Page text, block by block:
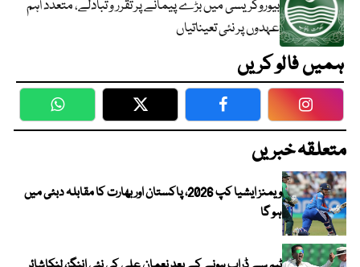
بیوروکریسی میں بڑے پیمانے پر تقرر و تبادلے، متعدد اہم
عہدوں پر نئی تعیناتیاں
ہمیں فالو کریں
WhatsApp Twitter Facebook
متعلقہ خبریں
ویمنز ایشیا کپ 2026، پاکستان اور بھارت کا مقابلہ دبئی میں
ہو گا